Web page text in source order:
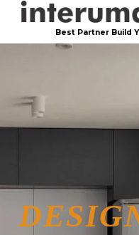
Best Partner Build